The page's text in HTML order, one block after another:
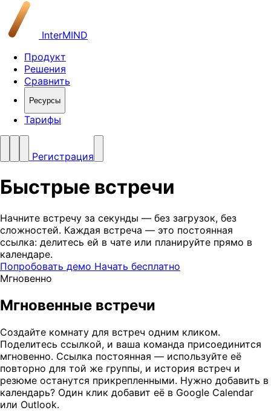
InterMIND
Продукт
Решения
Сравнить
Ресурсы
Тарифы
Регистрация
Быстрые встречи
Начните встречу за секунды — без загрузок, без
сложностей. Каждая встреча — это постоянная
ссылка: делитесь ей в чате или планируйте прямо в
календаре.
Попробовать демо Начать бесплатно
Мгновенно
Мгновенные встречи
Создайте комнату для встреч одним кликом.
Поделитесь ссылкой, и ваша команда присоединится
мгновенно. Ссылка постоянная — используйте её
повторно для той же группы, и история встреч и
резюме останутся прикрепленными. Нужно добавить в
календарь? Один клик добавит её в Google Calendar
или Outlook.